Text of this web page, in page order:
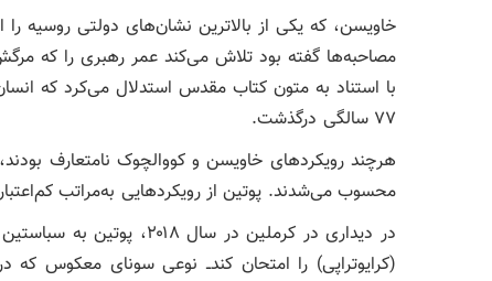
خاویسن، که یکی از بالاترین نشان‌های دولتی روسیه
مصاحبه‌ها گفته بود تلاش می‌کند عمر رهبری را که
۷۷ سالگی درگذشت.
هرچند رویکردهای خاویسن و کووالچوک نامتعارف
محسوب می‌شدند. پوتین از رویکردهایی به‌مراتب
در دیداری در کرملین در